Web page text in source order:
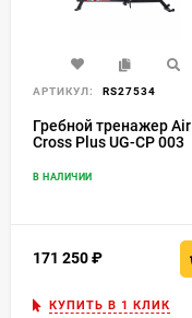
АРТИКУЛ: RS27534
Гребной тренажер Air
Cross Plus UG-CP 003
В НАЛИЧИИ
171 250
КУПИТЬ В 1 КЛИК